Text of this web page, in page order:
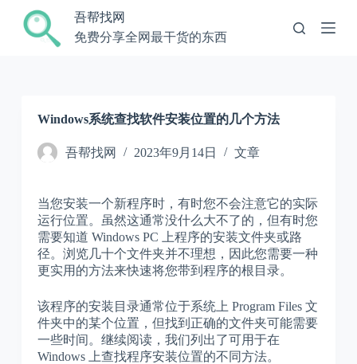
跳
过
吾帮找网
免费分享全网最干货的东西
Windows系统查找软件安装位置的几个方法
吾帮找网 2023年9月14日 文章
当您安装一个新程序时，有时您不会注意它的实际
运行位置。虽然这通常没什么大不了的，但有时您
需要知道 Windows PC 上程序的安装文件夹或路
径。浏览几十个文件夹并不理想，因此您需要一种
更实用的方法来快速将您带到程序的根目录。
该程序的安装目录通常位于系统上 Program Files 文
件夹中的某个位置，但找到正确的文件夹可能需要
一些时间。继续阅读，我们列出了可用于在
Windows 上查找程序安装位置的不同方法。